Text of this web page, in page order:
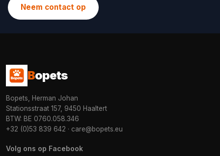
Neem contact op
Bopets
Bopets, Herman Johan
Stationsstraat 157, 9450 Haaltert
BTW: BE 0760.058.346
+32 (0)53 839 642 · care@bopets.eu
Volg ons op Facebook